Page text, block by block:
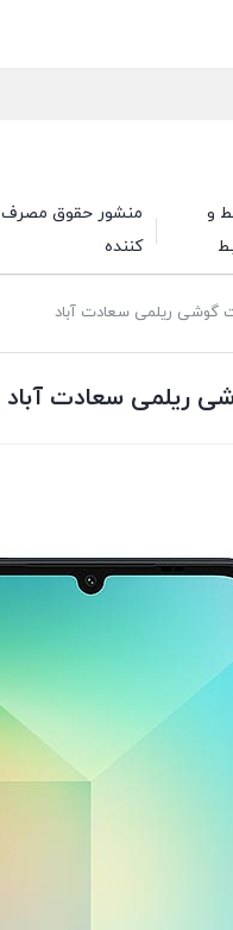
و
منشور حقوق مصرف
کننده
گوشی ریلمی سعادت آباد
ریلمی سعادت آباد